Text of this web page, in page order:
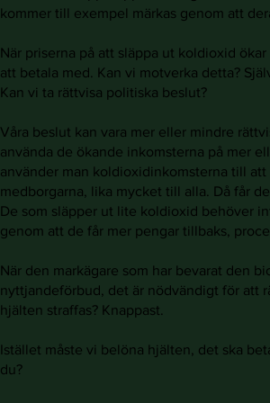
kommer till exempel märkas genom att
När priserna på att släppa ut koldioxid
att betala med. Kan vi motverka detta?
Kan vi ta rättvisa politiska beslut?
Våra beslut kan vara mer eller mindre
använda de ökande inkomsterna på mer
använder man koldioxidinkomsterna till
medborgarna, lika mycket till alla. Då får
De som släpper ut lite koldioxid behöver
genom att de får mer pengar tillbaks,
När den markägare som har bevarat den
nyttjandeförbud, det är nödvändigt för att
hjälten straffas? Knappast.
Istället måste vi belöna hjälten, det ska
du?